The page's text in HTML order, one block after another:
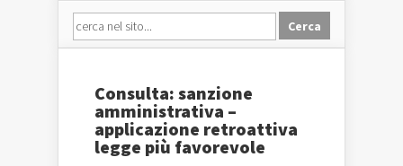
Consulta: sanzione
amministrativa –
applicazione retroattiva
legge più favorevole